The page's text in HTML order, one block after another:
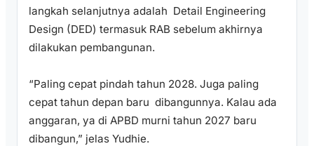
langkah selanjutnya adalah Detail Engineering
Design (DED) termasuk RAB sebelum akhirnya
dilakukan pembangunan.
“Paling cepat pindah tahun 2028. Juga paling
cepat tahun depan baru dibangunnya. Kalau ada
anggaran, ya di APBD murni tahun 2027 baru
dibangun,” jelas Yudhie.